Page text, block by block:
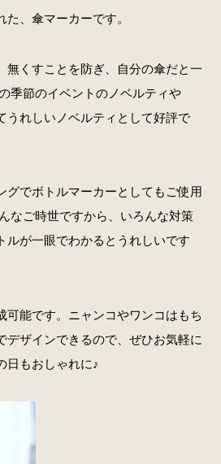
、傘マーカーです。
無くすことを防ぎ、自分の傘だと一
季節のイベントのノベルティや
うれしいノベルティとして好評で
グでボトルマーカーとしてもご使用
なご時世ですから、いろんな対策
ルが一眼でわかるとうれしいです
可能です。ニャンコやワンコはもち
デザインできるので、ぜひお気軽に
日もおしゃれに♪